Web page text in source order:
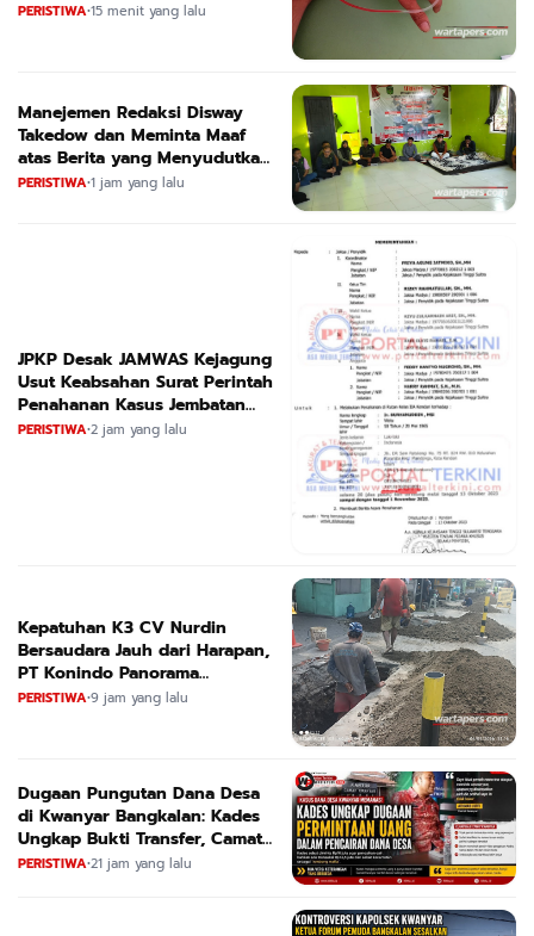
dan Segera Tetapkan Tersangka
PERISTIWA•15 menit yang lalu
Manejemen Redaksi Disway
Takedow dan Meminta Maaf
atas Berita yang Menyudutkan
APL
PERISTIWA•1 jam yang lalu
JPKP Desak JAMWAS Kejagung
Usut Keabsahan Surat Perintah
Penahanan Kasus Jembatan
CIRAUCI II
PERISTIWA•2 jam yang lalu
Kepatuhan K3 CV Nurdin
Bersaudara Jauh dari Harapan,
PT Konindo Panorama
Konsultan Dituding Lalai Awasi
PERISTIWA•9 jam yang lalu
Dugaan Pungutan Dana Desa
di Kwanyar Bangkalan: Kades
Ungkap Bukti Transfer, Camat
Beri Bantahan Tegas
PERISTIWA•21 jam yang lalu